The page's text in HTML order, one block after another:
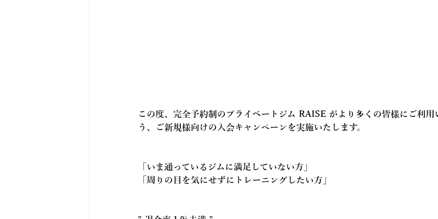
この度、完全予約制のプライベートジム RAISE がより多くの皆様にご利用
う、ご新規様向けの入会キャンペーンを実施いたします。
「いま通っているジムに満足していない方」
「周りの目を気にせずにトレーニングしたい方」